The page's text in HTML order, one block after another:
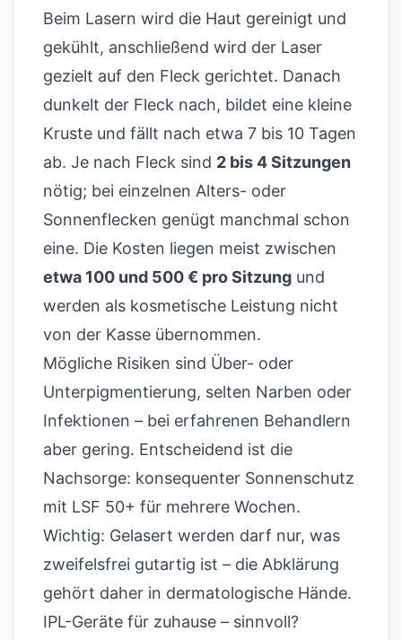
Beim Lasern wird die Haut gereinigt und
gekühlt, anschließend wird der Laser
gezielt auf den Fleck gerichtet. Danach
dunkelt der Fleck nach, bildet eine kleine
Kruste und fällt nach etwa 7 bis 10 Tagen
ab. Je nach Fleck sind 2 bis 4 Sitzungen
nötig; bei einzelnen Alters- oder
Sonnenflecken genügt manchmal schon
eine. Die Kosten liegen meist zwischen
etwa 100 und 500 € pro Sitzung und
werden als kosmetische Leistung nicht
von der Kasse übernommen.
Mögliche Risiken sind Über- oder
Unterpigmentierung, selten Narben oder
Infektionen – bei erfahrenen Behandlern
aber gering. Entscheidend ist die
Nachsorge: konsequenter Sonnenschutz
mit LSF 50+ für mehrere Wochen.
Wichtig: Gelasert werden darf nur, was
zweifelsfrei gutartig ist – die Abklärung
gehört daher in dermatologische Hände.
IPL-Geräte für zuhause – sinnvoll?